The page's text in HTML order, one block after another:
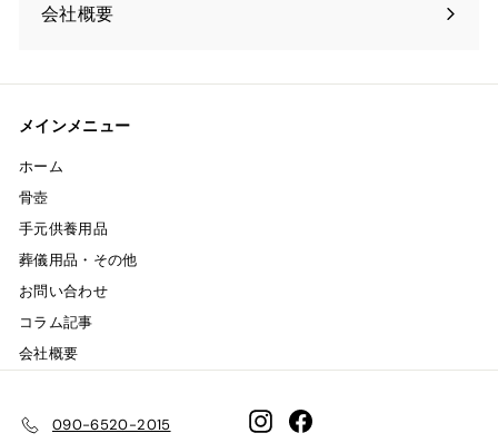
会社概要
メインメニュー
ホーム
骨壺
手元供養用品
葬儀用品・その他
お問い合わせ
コラム記事
会社概要
090-6520-2015 InstagramFacebook